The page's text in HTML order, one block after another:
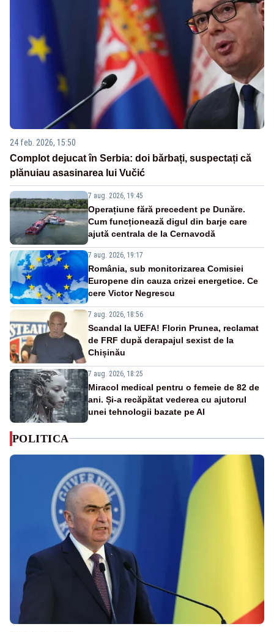
24 feb. 2026, 15:50
Complot dejucat în Serbia: doi bărbați, suspectați că
plănuiau asasinarea lui Vučić
7 aug. 2026, 19:45
Operațiune fără precedent pe Dunăre.
Cum funcționează digul din barje care
ajută centrala de la Cernavodă
7 aug. 2026, 19:17
România, sub monitorizarea Comisiei
Europene din cauza crizei energetice. Ce
cere Victor Negrescu
7 aug. 2026, 18:56
Scandal la UEFA! Florin Prunea, reclamat
de FRF după derapajul sexist de la
Chișinău
7 aug. 2026, 18:25
Miracol medical pentru o femeie de 82 de
ani. Și-a recăpătat vederea cu ajutorul
unei tehnologii bazate pe AI
POLITICA